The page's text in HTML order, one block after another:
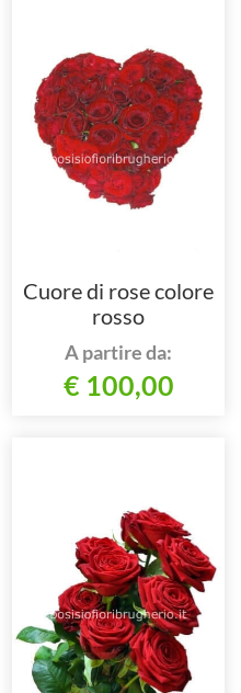
Cuore di rose colore
rosso
A partire da:
€ 100,00